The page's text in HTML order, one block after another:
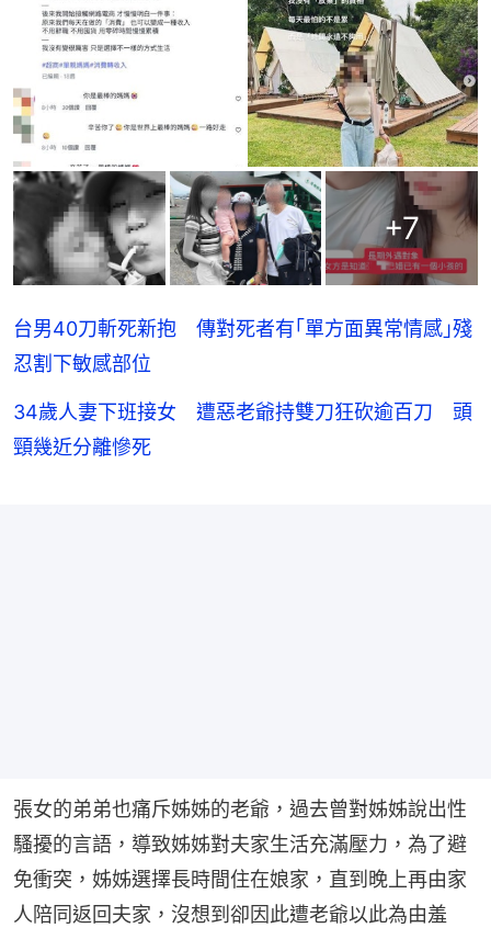
+7
台男40刀斬死新抱 傳對死者有｢單方面異常情感｣殘
忍割下敏感部位
34歲人妻下班接女 遭惡老爺持雙刀狂砍逾百刀 頭
頸幾近分離慘死
張女的弟弟也痛斥姊姊的老爺，過去曾對姊姊說出性
騷擾的言語，導致姊姊對夫家生活充滿壓力，為了避
免衝突，姊姊選擇長時間住在娘家，直到晚上再由家
人陪同返回夫家，沒想到卻因此遭老爺以此為由羞